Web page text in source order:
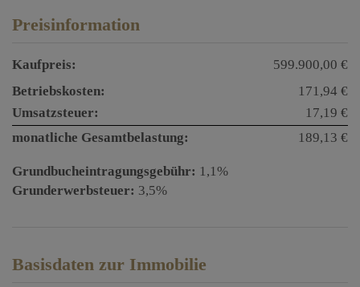
Preisinformation
Kaufpreis:
599.900,00 €
Betriebskosten:
171,94 €
Umsatzsteuer:
17,19 €
monatliche Gesamtbelastung:
189,13 €
Grundbucheintragungsgebühr: 1,1%
Grunderwerbsteuer: 3,5%
Basisdaten zur Immobilie